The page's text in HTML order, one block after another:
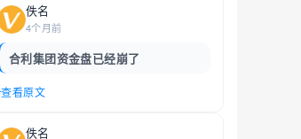
佚名
4个月前
合利集团资金盘已经崩了
查看原文
佚名